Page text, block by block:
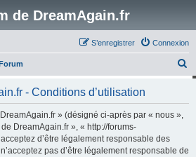
de DreamAgain.fr
Connexion
S’enregistrer
- Conditions d’utilisation
» (désigné ci-après par « nous »,
DreamAgain.fr », « http://forums-
d’être légalement responsable des
pas d’être légalement responsable de